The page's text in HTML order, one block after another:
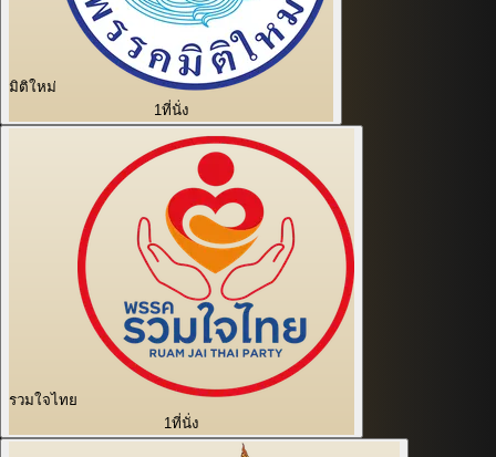
มิติใหม่
1ที่นั่ง
รวมใจไทย
1ที่นั่ง